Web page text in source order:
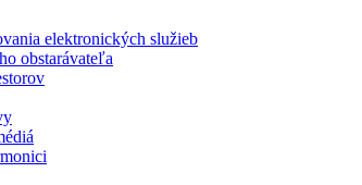
elektronických služieb
obstarávateľa